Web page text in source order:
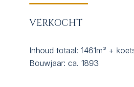
VERKOCHT
Inhoud totaal: 1461m³ +
Bouwjaar: ca. 1893